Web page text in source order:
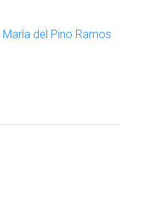
María del Pino Ramos